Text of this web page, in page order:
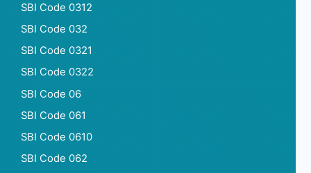
SBI Code 0312
SBI Code 032
SBI Code 0321
SBI Code 0322
SBI Code 06
SBI Code 061
SBI Code 0610
SBI Code 062